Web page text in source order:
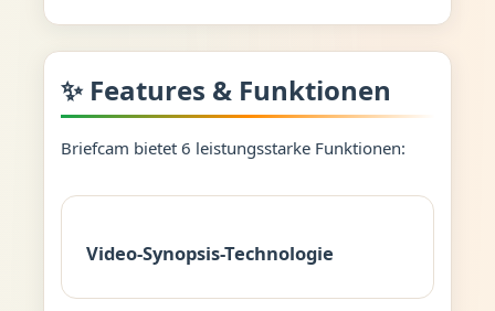
✨ Features & Funktionen
Briefcam bietet 6 leistungsstarke Funktionen:
Video-Synopsis-Technologie